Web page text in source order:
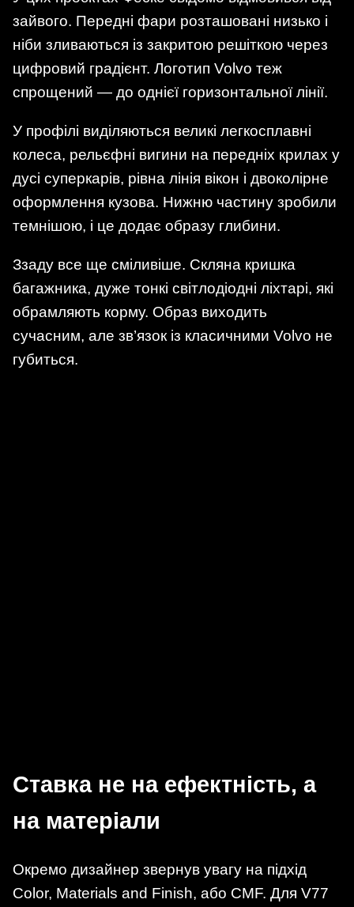
зайвого. Передні фари розташовані низько і
ніби зливаються із закритою решіткою через
цифровий градієнт. Логотип Volvo теж
спрощений — до однієї горизонтальної лінії.
У профілі виділяються великі легкосплавні
колеса, рельєфні вигини на передніх крилах у
дусі суперкарів, рівна лінія вікон і двоколірне
оформлення кузова. Нижню частину зробили
темнішою, і це додає образу глибини.
Ззаду все ще сміливіше. Скляна кришка
багажника, дуже тонкі світлодіодні ліхтарі, які
обрамляють корму. Образ виходить
сучасним, але зв’язок із класичними Volvo не
губиться.
Ставка не на ефектність, а
на матеріали
Окремо дизайнер звернув увагу на підхід
Color, Materials and Finish, або CMF. Для V77